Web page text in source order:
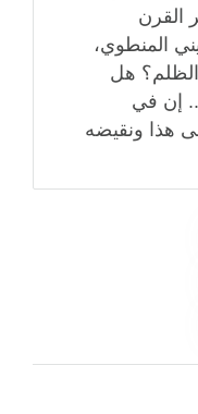
القرن
المنطوي،
هل
إن في
هذا ونقيضه